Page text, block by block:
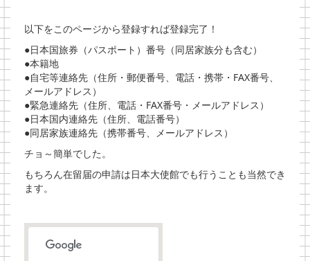
以下をこのページから登録すれば登録完了！
●日本国旅券（パスポート）番号（同居家族分も含む）
●本籍地
●自宅等連絡先（住所・郵便番号、電話・携帯・FAX番号、
メールアドレス）
●緊急連絡先（住所、電話・FAX番号・メールアドレス）
●日本国内連絡先（住所、電話番号）
●同居家族連絡先（携帯番号、メールアドレス）
チョ～簡単でした。
もちろん在留届の申請は日本大使館でも行うことも当然でき
ます。